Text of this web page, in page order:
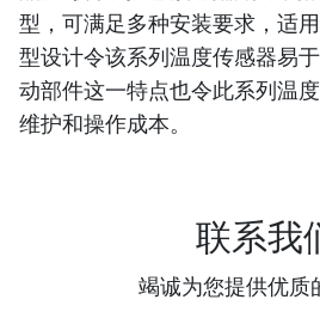
型，可满足多种安装要求，适
型设计令该系列温度传感器易
动部件这一特点也令此系列温
维护和操作成本。
联系我
竭诚为您提供优质